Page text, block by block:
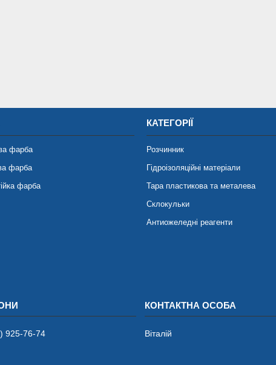
фарба
фарба
фарба
КАТЕГОРІЇ
Розчинник
Гідроізоляційні матеріали
Тара пластикова та металева
Склокульки
Антиожеледні реагенти
925-76-74
Віталій